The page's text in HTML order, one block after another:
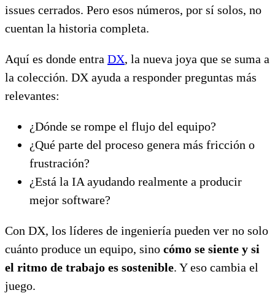
issues cerrados. Pero esos números, por sí solos, no
cuentan la historia completa.
Aquí es donde entra DX, la nueva joya que se suma a
la colección. DX ayuda a responder preguntas más
relevantes:
¿Dónde se rompe el flujo del equipo?
¿Qué parte del proceso genera más fricción o
frustración?
¿Está la IA ayudando realmente a producir
mejor software?
Con DX, los líderes de ingeniería pueden ver no solo
cuánto produce un equipo, sino cómo se siente y si
el ritmo de trabajo es sostenible. Y eso cambia el
juego.